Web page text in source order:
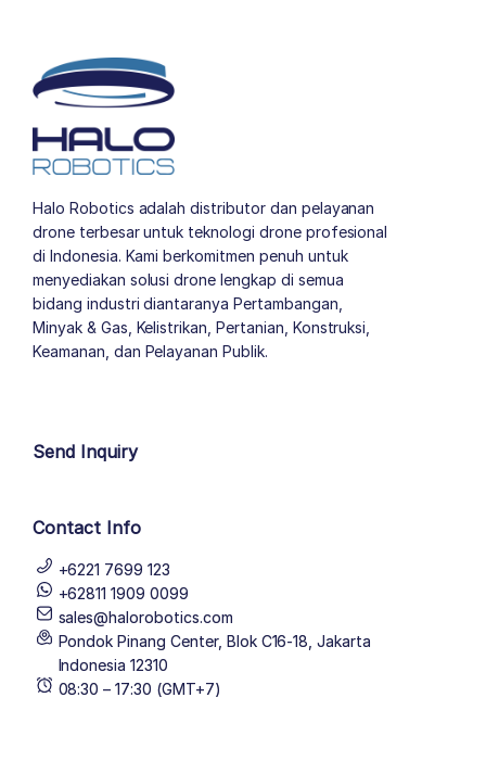
Halo Robotics adalah distributor dan pelayanan
drone terbesar untuk teknologi drone profesional
di Indonesia. Kami berkomitmen penuh untuk
menyediakan solusi drone lengkap di semua
bidang industri diantaranya Pertambangan,
Minyak & Gas, Kelistrikan, Pertanian, Konstruksi,
Keamanan, dan Pelayanan Publik.
Send Inquiry
Contact Info
+6221 7699 123
+62811 1909 0099
sales@halorobotics.com
Pondok Pinang Center, Blok C16-18, Jakarta
Indonesia 12310
08:30 – 17:30 (GMT+7)